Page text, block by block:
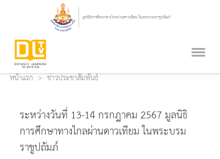
หน้าแรก ข่าวประชาสัมพันธ์
ระหว่างวันที่ 13-14 กรกฎาคม 2567 มูลนิธิ
การศึกษาทางไกลผ่านดาวเทียม ในพระบรม
ราชูปถัมภ์